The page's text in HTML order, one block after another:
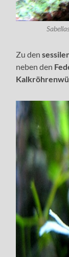
Zu den
neben den